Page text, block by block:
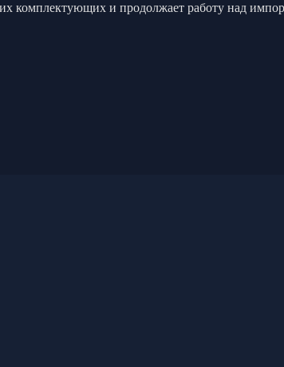
комплектующих и продолжает работу над